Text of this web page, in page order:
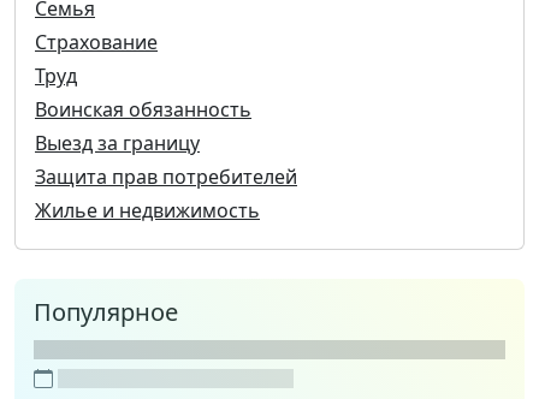
Семья
Страхование
Труд
Воинская обязанность
Выезд за границу
Защита прав потребителей
Жилье и недвижимость
Популярное